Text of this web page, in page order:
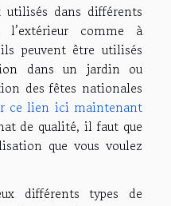
utilisés dans différents
comme à
peuvent être utilisés
dans un jardin ou
des fêtes nationales
ce lien ici maintenant
de qualité, il faut que
que vous voulez
différents types de